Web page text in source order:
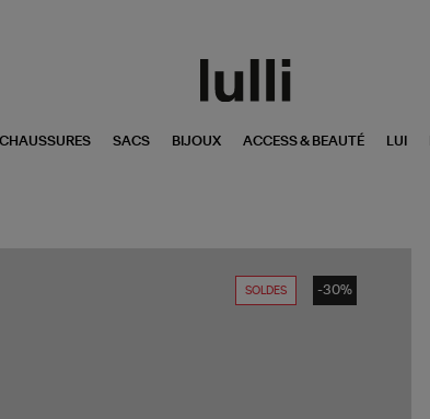
CHAUSSURES SACS BIJOUX ACCESS & BEAUTÉ LUI
SOLDES -30%